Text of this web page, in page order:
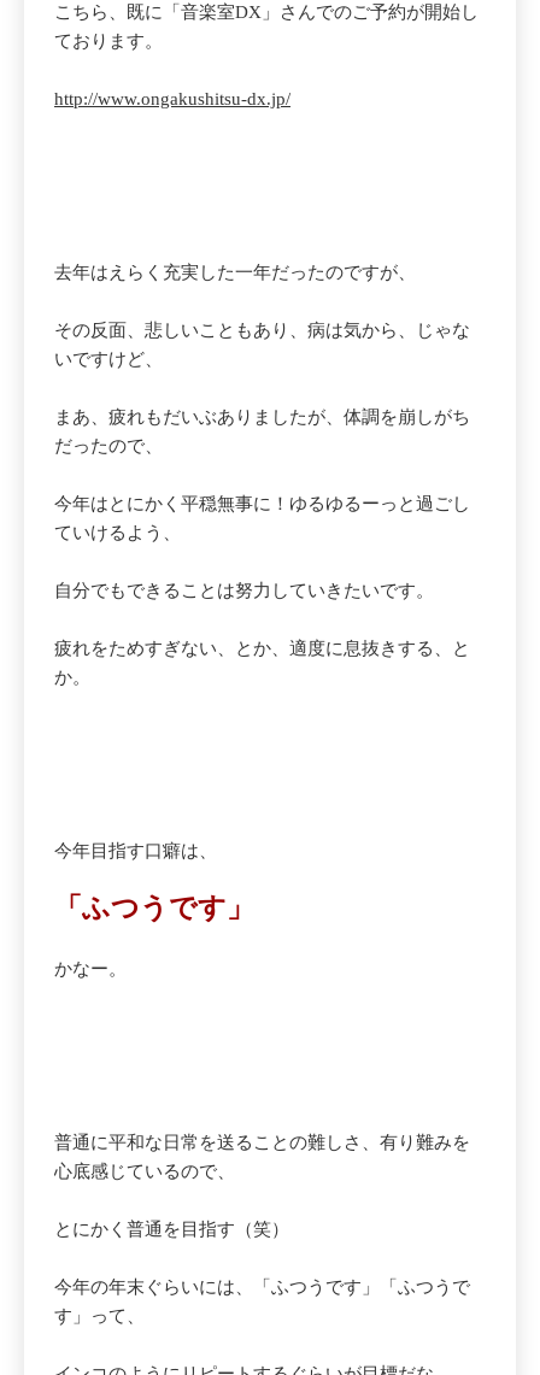
こちら、既に「音楽室DX」さんでのご予約が開始し
ております。
http://www.ongakushitsu-dx.jp/
去年はえらく充実した一年だったのですが、
その反面、悲しいこともあり、病は気から、じゃな
いですけど、
まあ、疲れもだいぶありましたが、体調を崩しがち
だったので、
今年はとにかく平穏無事に！ゆるゆるーっと過ごし
ていけるよう、
自分でもできることは努力していきたいです。
疲れをためすぎない、とか、適度に息抜きする、と
か。
今年目指す口癖は、
「ふつうです」
かなー。
普通に平和な日常を送ることの難しさ、有り難みを
心底感じているので、
とにかく普通を目指す（笑）
今年の年末ぐらいには、「ふつうです」「ふつうで
す」って、